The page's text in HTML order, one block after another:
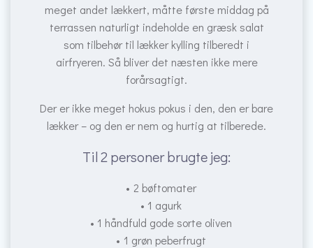
meget andet lækkert, måtte første middag på
terrassen naturligt indeholde en græsk salat
som tilbehør til lækker kylling tilberedt i
airfryeren. Så bliver det næsten ikke mere
forårsagtigt.
Der er ikke meget hokus pokus i den, den er bare
lækker – og den er nem og hurtig at tilberede.
Til 2 personer brugte jeg:
2 bøftomater
1 agurk
1 håndfuld gode sorte oliven
1 grøn peberfrugt